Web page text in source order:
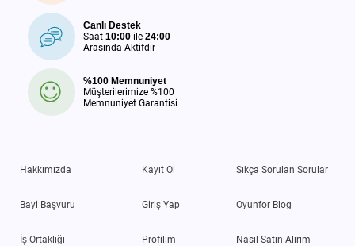
Canlı Destek
Saat 10:00 ile 24:00
Arasında Aktifdir
%100 Memnuniyet
Müşterilerimize %100
Memnuniyet Garantisi
Hakkımızda
Bayi Başvuru
İş Ortaklığı
Kayıt Ol
Giriş Yap
Profilim
Sıkça Sorulan Sorular
Oyunfor Blog
Nasıl Satın Alırım